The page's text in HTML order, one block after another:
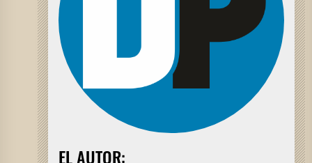
EL AUTOR: